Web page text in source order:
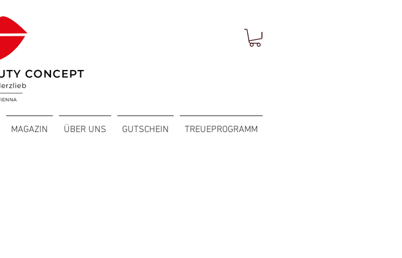
MAGAZIN ÜBER UNS GUTSCHEIN TREUEPROGRAMM